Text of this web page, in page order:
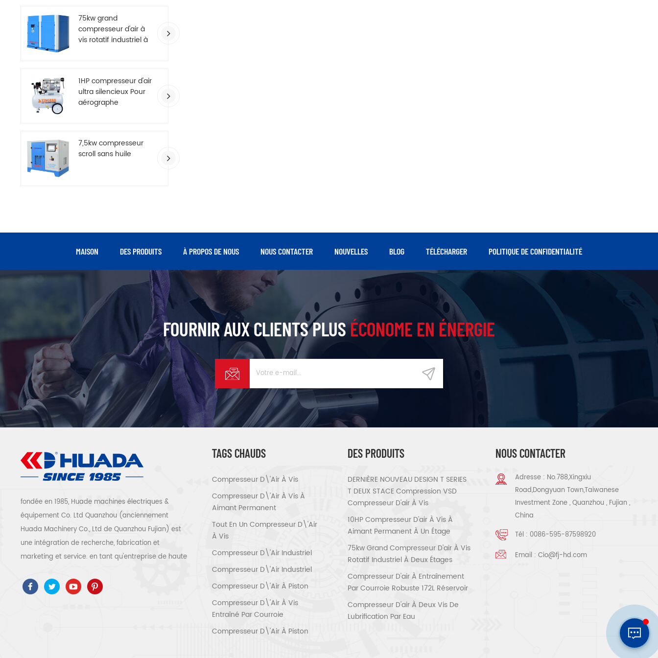
75kw grand
compresseur d'air à
vis rotatif industriel à
1HP compresseur d'air
ultra silencieux Pour
aérographe
7,5kw compresseur
scroll sans huile
MAISON DES PRODUITS À PROPOS DE NOUS NOUS CONTACTER NOUVELLES BLOG TÉLÉCHARGER POLITIQUE DE CONFIDENTIALITÉ
FOURNIR AUX CLIENTS PLUSÉCONOME EN ÉNERGIE
fondée en 1985, Huade machines électriques &
équipement Co. Ltd Quanzhou (anciennement
Huada Machinery Co., Ltd de Quanzhou Fujian) est
une intégration de recherche, fabrication et
marketing et service. en tant qu'entreprise de haute
ce 、 ROSH 、 ETL 、 CQC 、 certification de qualité
et de sécurité ccc, certification d'entreprise de
TAGS CHAUDS
Compresseur D\'air À Vis
Compresseur D\'air À Vis À
Aimant Permanent
Tout En Un Compresseur D\'air
À Vis
Compresseur D\'air Industriel
Compresseur D\'air Industriel
Compresseur D\'air À Piston
Compresseur D\'air À Vis
Entraîné Par Courroie
Compresseur D\'air À Piston
DES PRODUITS
DERNIÈRE NOUVEAU DESIGN T SERIES
T DEUX STACE Compression VSD
Compresseur D'air À Vis
10HP Compresseur D'air À Vis À
Aimant Permanent À Un Étage
75kw Grand Compresseur D'air À Vis
Rotatif Industriel À Deux Étages
Compresseur D'air À Entraînement
Par Courroie Robuste 172L Réservoir
Compresseur D'air À Deux Vis De
Lubrification Par Eau
NOUS CONTACTER
Adresse : No.788,Xingxiu
Road,Dongyuan Town,Taiwanese
Investment Zone , Quanzhou , Fujian ,
China
Tél : 0086-595-87598920
Email :Cio@fj-hd.com